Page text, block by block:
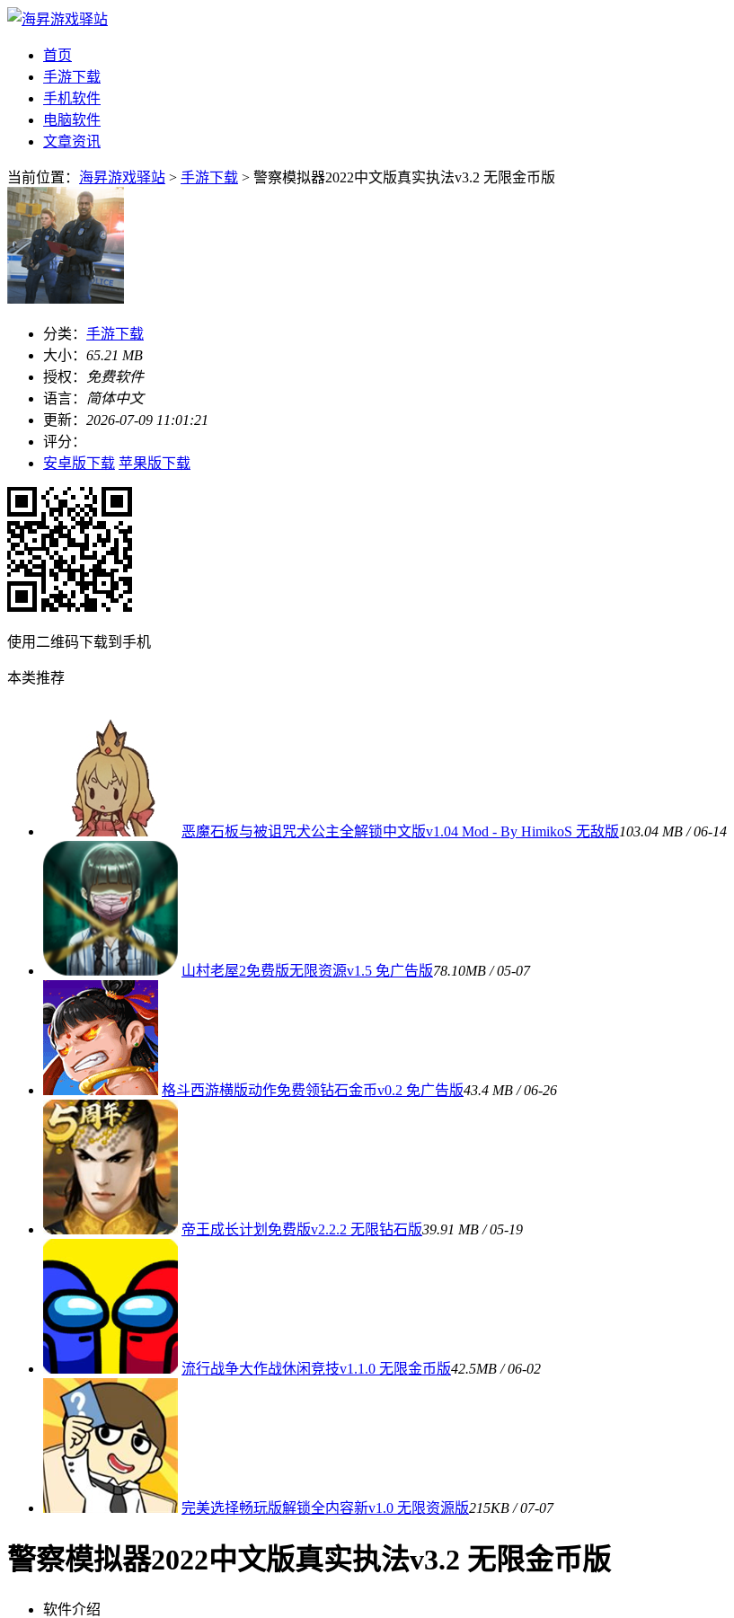
首页
手游下载
手机软件
电脑软件
文章资讯
当前位置： 海昇游戏驿站 > 手游下载 > 警察模拟器2022中文版真实执法v3.2 无限金币版
分类： 手游下载
大小： 65.21 MB
授权：
免费软件
语言：
简体中文
更新： 2026-07-09 11:01:21
评分：
安卓版下载 苹果版下载
使用二维码下载到手机
本类推荐
恶魔石板与被诅咒犬公主全解锁中文版v1.04 Mod - By HimikoS 无敌版103.04 MB / 06-14
山村老屋2免费版无限资源v1.5 免广告版78.10MB / 05-07
格斗西游横版动作免费领钻石金币v0.2 免广告版43.4 MB / 06-26
帝王成长计划免费版v2.2.2 无限钻石版39.91 MB / 05-19
流行战争大作战休闲竞技v1.1.0 无限金币版42.5MB / 06-02
完美选择畅玩版解锁全内容新v1.0 无限资源版215KB / 07-07
警察模拟器2022中文版真实执法v3.2 无限金币版
软件介绍